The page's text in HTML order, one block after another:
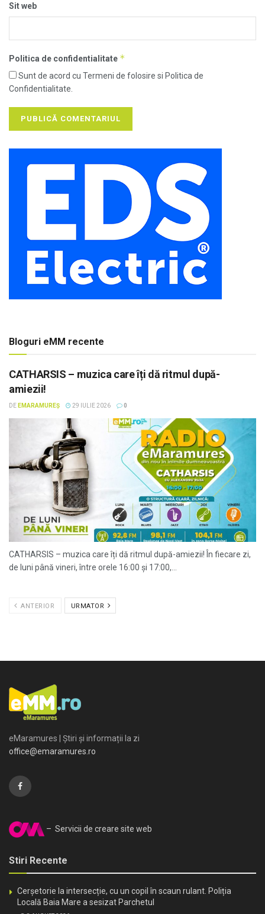
Sit web
Politica de confidentialitate *
Sunt de acord cu Termeni de folosire si Politica de
Confidentialitate.
Bloguri eMM recente
CATHARSIS – muzica care îți dă ritmul după-
amiezii!
DE EMARAMUREȘ 29 IULIE 2026 0
CATHARSIS – muzica care îți dă ritmul după-amiezii! În fiecare zi,
de luni până vineri, între orele 16:00 și 17:00,...
ANTERIOR URMATOR
eMaramures | Știri și informații la zi
office@emaramures.ro
– Servicii de creare site web
Stiri Recente
Cerșetorie la intersecție, cu un copil în scaun rulant. Poliția
Locală Baia Mare a sesizat Parchetul